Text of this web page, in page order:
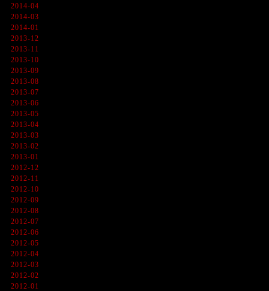
2014-04
2014-03
2014-01
2013-12
2013-11
2013-10
2013-09
2013-08
2013-07
2013-06
2013-05
2013-04
2013-03
2013-02
2013-01
2012-12
2012-11
2012-10
2012-09
2012-08
2012-07
2012-06
2012-05
2012-04
2012-03
2012-02
2012-01